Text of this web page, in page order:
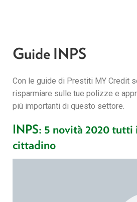
Guide INPS
Con le guide di Prestiti MY Credit
risparmiare sulle tue polizze e
più importanti di questo settore.
INPS: 5 novità 2020 tutti
cittadino